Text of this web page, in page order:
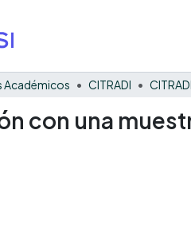
Académicos CITRADI
con una